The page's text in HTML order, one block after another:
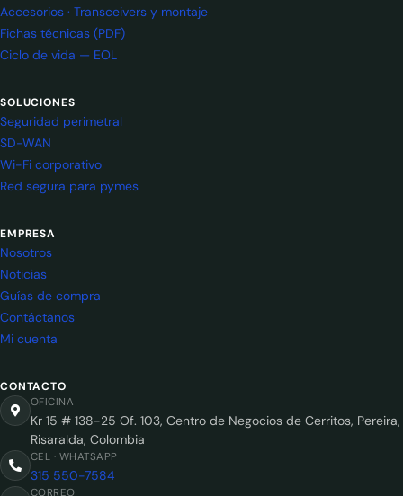
Accesorios · Transceivers y montaje
Fichas técnicas (PDF)
Ciclo de vida — EOL
SOLUCIONES
Seguridad perimetral
SD-WAN
Wi-Fi corporativo
Red segura para pymes
EMPRESA
Nosotros
Noticias
Guías de compra
Contáctanos
Mi cuenta
CONTACTO
OFICINA
Kr 15 # 138-25 Of. 103, Centro de Negocios de Cerritos, Pereira,
Risaralda, Colombia
CEL · WHATSAPP
315 550-7584
CORREO